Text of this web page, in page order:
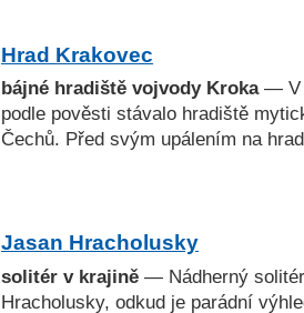
Hrad Krakovec
bájné hradiště vojvody Kroka— V
podle pověsti stávalo hradiště
Čechů. Před svým upálením na
Jasan Hracholusky
solitér v krajině — Nádherný
Hracholusky, odkud je parádní